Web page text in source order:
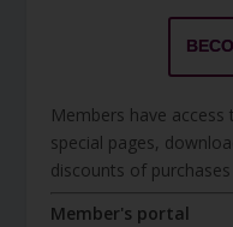
Members have
special pages,
discounts of
Member's portal